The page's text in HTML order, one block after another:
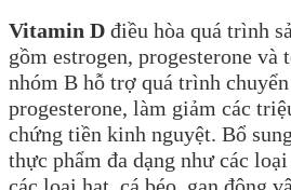
Vitamin D điều hòa quá trình
gồm estrogen, progesterone và
nhóm B hỗ trợ quá trình chuyển
progesterone, làm giảm các
chứng tiền kinh nguyệt. Bổ
thực phẩm đa dạng như các